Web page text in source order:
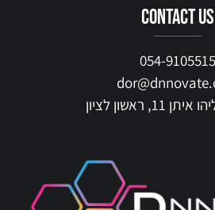
contact us
054-9105515
ראשון לציון